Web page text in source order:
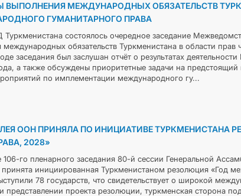
МЕЖДУНАРОДНЫХ ОБЯЗАТЕЛЬСТВ
ГУМАНИТАРНОГО ПРАВА
состоялось очередное заседание
обязательств Туркменистана в области прав
заседания был заслушан отчёт о результатах
а также обсуждены приоритетные задачи на
по имплементации международного гу...
ООН ПРИНЯЛА ПО ИНИЦИАТИВЕ ТУРКМЕНИСТАНА
2028»
го пленарного заседания 80-й сессии Генеральной
инициированная Туркменистаном резолюция «Год
78 государств, что свидетельствует о широкой
представлении проекта резолюции, туркменская сторона